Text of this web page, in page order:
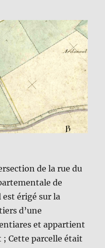
de la rue du
de
est érigé sur la
d’une
et appartient
; Cette parcelle était